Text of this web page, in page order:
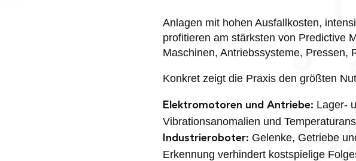
Anlagen mit hohen Ausfallkosten,
profitieren am stärksten von Predictive
Maschinen, Antriebssysteme, Pressen,
Konkret zeigt die Praxis den größten
Elektromotoren und Antriebe: Lager-
Vibrationsanomalien und
Industrieroboter: Gelenke, Getriebe
Erkennung verhindert kostspielige